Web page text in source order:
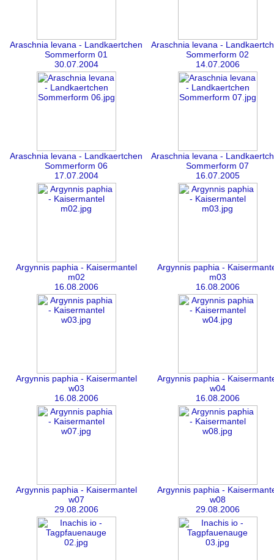
Araschnia levana - Landkaertchen
Sommerform 01
30.07.2004
Araschnia levana -
Sommerform 02
14.07.2006
Araschnia levana - Landkaertchen
Sommerform 06
17.07.2004
Araschnia levana -
Sommerform 07
16.07.2005
Argynnis paphia - Kaisermantel
m02
16.08.2006
Argynnis paphia -
m03
16.08.2006
Argynnis paphia - Kaisermantel
w03
16.08.2006
Argynnis paphia -
w04
16.08.2006
Argynnis paphia - Kaisermantel
w07
29.08.2006
Argynnis paphia -
w08
29.08.2006